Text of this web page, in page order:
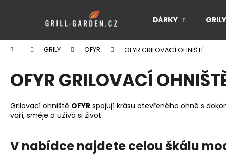
DÁRKY GRILY
Domů GRILY OFYR OFYR GRILOVACÍ OHNIŠTĚ
OFYR GRILOVACÍ
Grilovací ohniště OFYR spojují krásu otevřeného ohně s
vaří, směje a užívá si život.
V nabídce najdete celou škálu
í
Zpět
do
obchodu
Zpět
do
obchodu